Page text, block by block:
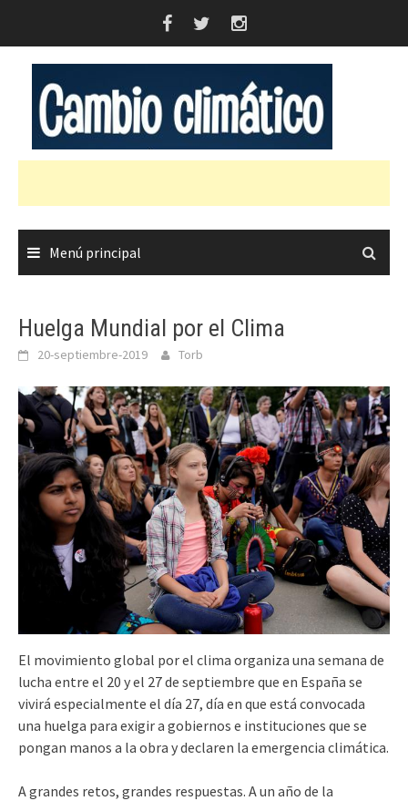
Menú principal
Huelga Mundial por el Clima
20-septiembre-2019 Torb
El movimiento global por el clima organiza una semana de
lucha entre el 20 y el 27 de septiembre que en España se
vivirá especialmente el día 27, día en que está convocada
una huelga para exigir a gobiernos e instituciones que se
pongan manos a la obra y declaren la emergencia climática.
A grandes retos, grandes respuestas. A un año de la